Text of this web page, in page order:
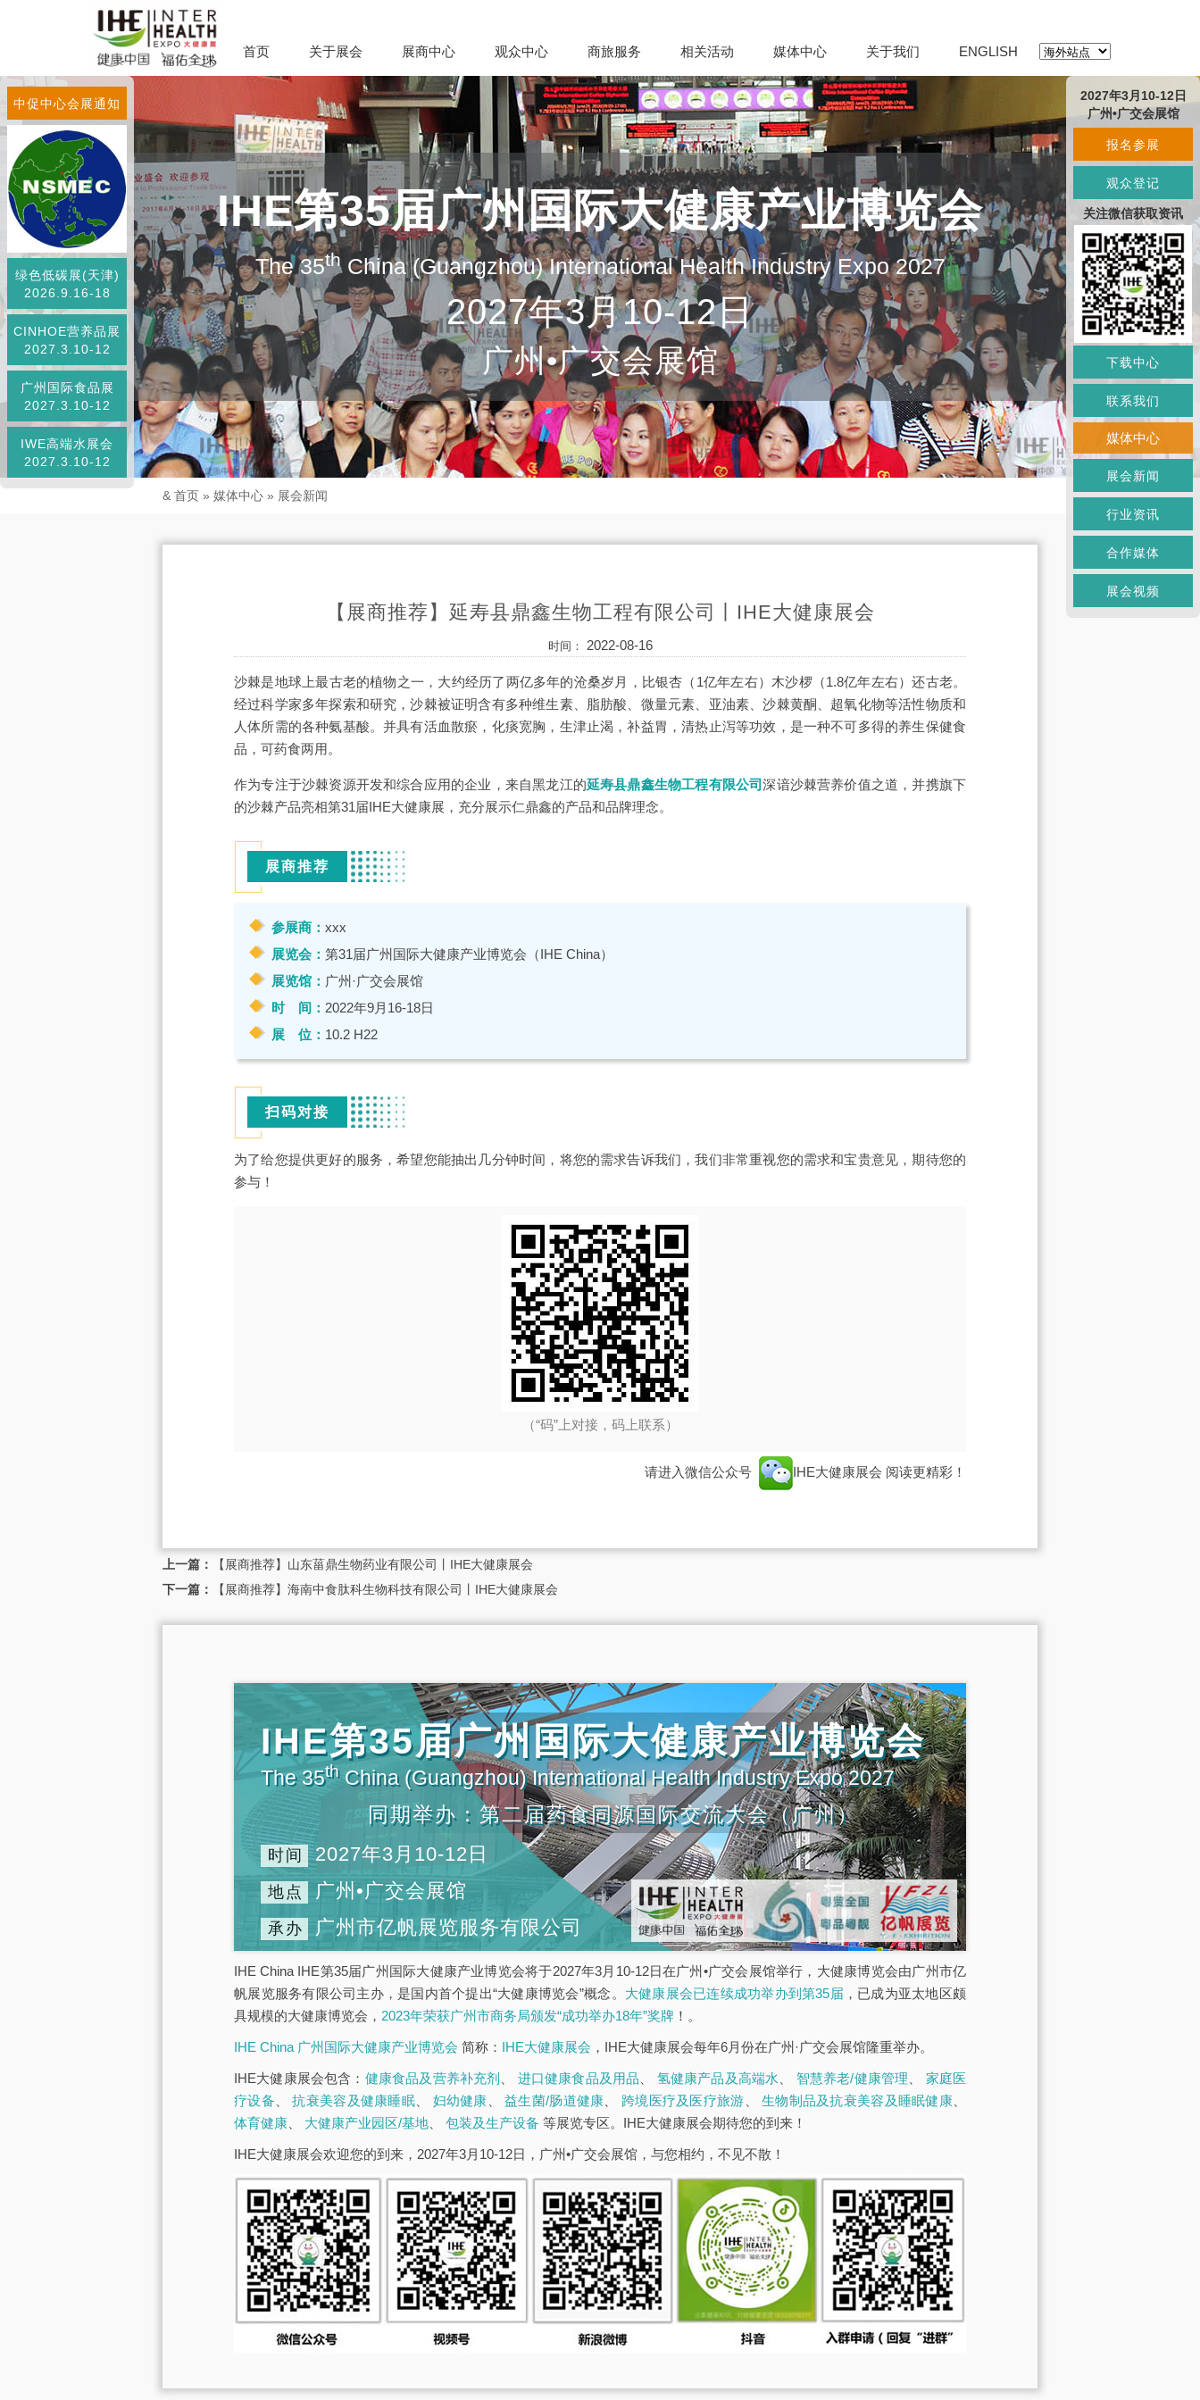
首页 关于展会 展商中心 观众中心 商旅服务 相关活动 媒体中心 关于我们 ENGLISH
IHE第35届广州国际大健康产业博览会
The 35thChina (Guangzhou) International Health Industry Expo 2027
2027年3月10-12日
广州•广交会展馆
中促中心会展通知
绿色低碳展(天津)
2026.9.16-18
CINHOE营养品展
2027.3.10-12
广州国际食品展
2027.3.10-12
IWE高端水展会
2027.3.10-12
& 首页 » 媒体中心 » 展会新闻
【展商推荐】延寿县鼎鑫生物工程有限公司丨IHE大健康展会
时间： 2022-08-16
沙棘是地球上最古老的植物之一，大约经历了两亿多年的沧桑岁月，比银杏（1亿年左右）木沙椤（1.8亿年左右）还古老。
经过科学家多年探索和研究，沙棘被证明含有多种维生素、脂肪酸、微量元素、亚油素、沙棘黄酮、超氧化物等活性物质和
人体所需的各种氨基酸。并具有活血散瘀，化痰宽胸，生津止渴，补益胃，清热止泻等功效，是一种不可多得的养生保健食
品，可药食两用。
作为专注于沙棘资源开发和综合应用的企业，来自黑龙江的延寿县鼎鑫生物工程有限公司深谙沙棘营养价值之道，并携旗下
的沙棘产品亮相第31届IHE大健康展，充分展示仁鼎鑫的产品和品牌理念。
展商推荐
参展商： xxx
展览会： 第31届广州国际大健康产业博览会（IHE China）
展览馆： 广州·广交会展馆
时 间： 2022年9月16-18日
展 位： 10.2 H22
扫码对接
为了给您提供更好的服务，希望您能抽出几分钟时间，将您的需求告诉我们，我们非常重视您的需求和宝贵意见，期待您的
参与！
（“码”上对接，码上联系）
请进入微信公众号 IHE大健康展会 阅读更精彩！
上一篇：
【展商推荐】山东菑鼎生物药业有限公司丨IHE大健康展会
下一篇：
【展商推荐】海南中食肽科生物科技有限公司丨IHE大健康展会
IHE第35届广州国际大健康产业博览会
The 35thChina (Guangzhou) International Health Industry Expo 2027
同期举办：第二届药食同源国际交流大会（广州）
时间 2027年3月10-12日
地点 广州•广交会展馆
承办 广州市亿帆展览服务有限公司
IHE China IHE第35届广州国际大健康产业博览会将于2027年3月10-12日在广州•广交会展馆举行，大健康博览会由广州市亿
帆展览服务有限公司主办，是国内首个提出“大健康博览会”概念。 大健康展会已连续成功举办到第35届 ，已成为亚太地区颇
具规模的大健康博览会， 2023年荣获广州市商务局颁发“成功举办18年”奖牌 ！。
IHE China 广州国际大健康产业博览会 简称： IHE大健康展会 ，IHE大健康展会每年6月份在广州·广交会展馆隆重举办。
IHE大健康展会包含： 健康食品及营养补充剂 进口健康食品及用品 氢健康产品及高端水 智慧养老/健康管理
家庭医
疗设备 、抗衰美容及健康睡眠、 妇幼健康 、益生菌/肠道健康 跨境医疗及医疗旅游 、生物制品及抗衰美容及睡眠健康
体育健康
大健康产业园区/基地 包装及生产设备 等展览专区。IHE大健康展会期待您的到来！
IHE大健康展会欢迎您的到来，2027年3月10-12日，广州•广交会展馆，与您相约，不见不散！
2027年3月10-12日
广州•广交会展馆
报名参展
观众登记
关注微信获取资讯
下载中心
联系我们
媒体中心
展会新闻
行业资讯
合作媒体
展会视频